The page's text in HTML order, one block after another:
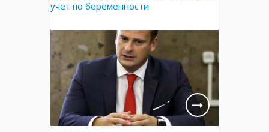
учет по беременности